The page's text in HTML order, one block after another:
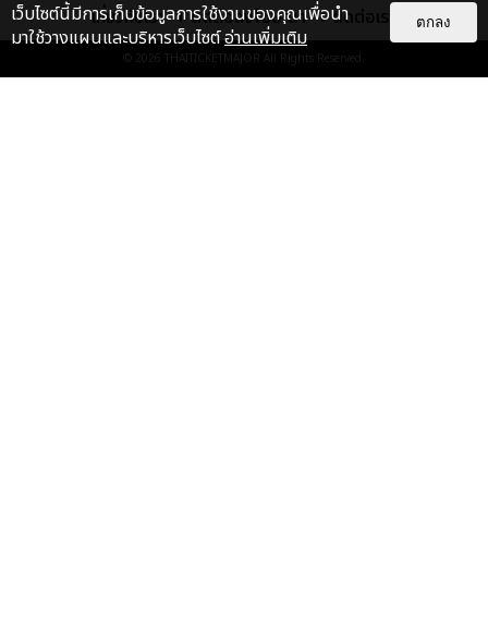
ไม่ว่าจะวันนี้หรือวันไหน ก็จะยังภูมิใจ
ในตัว &QUOT;แจบอม&QUOT;
เหมือนเดิม! ประมวลภาพ JA...
เกี่ยวกับเรา ติดต่อลงโฆษณา ติดต่อเรา
© 2026 THAITICKETMAJOR All Rights Reserved.
เว็บไซต์นี้มีการเก็บข้อมูลการใช้งานของคุณเพื่อนำ
มาใช้วางแผนและบริหารเว็บไซต์อ่านเพิ่มเติม
ตกลง